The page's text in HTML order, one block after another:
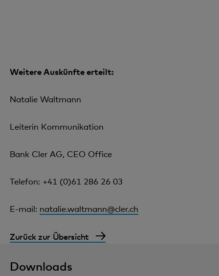
Weitere Auskünfte erteilt:
Natalie Waltmann
Leiterin Kommunikation
Bank Cler AG, CEO Office
Telefon: +41 (0)61 286 26 03
E-mail: natalie.waltmann@cler.ch
Zurück zur Übersicht
Downloads